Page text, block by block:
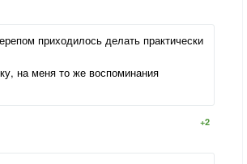
приходилось делать практически
на меня то же воспоминания
+2